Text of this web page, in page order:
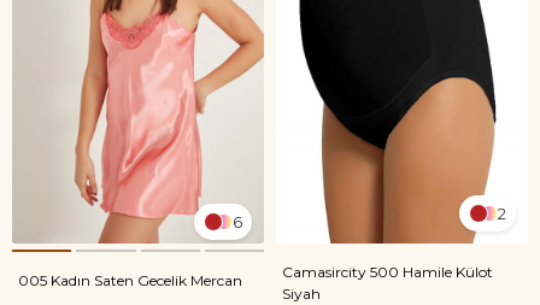
6
005 Kadın Saten Gecelik Mercan
2
Camasircity 500 Hamile Külot
Siyah